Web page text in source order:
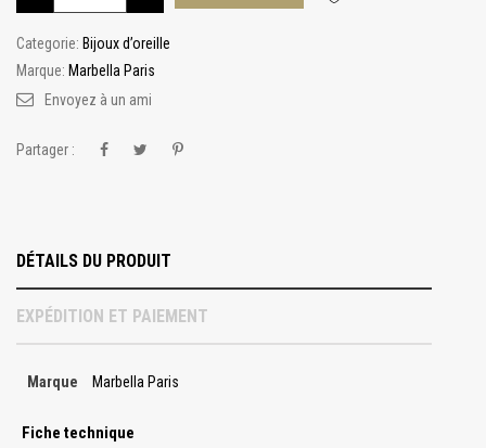
Categorie: Bijoux d’oreille
Marque: Marbella Paris
Envoyez à un ami
Partager :
DÉTAILS DU PRODUIT
EXPÉDITION ET PAIEMENT
Marque Marbella Paris
Fiche technique